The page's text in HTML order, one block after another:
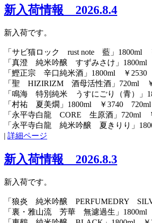
新入荷情報 2026.8.4
新入荷です。
「サビ猫ロック rust note 藍」
「真澄 純米吟醸 すずみさけ」1800ml
「鰹正宗 辛口純米酒」1800ml ￥2530
「聖 HIZIRIZM 酒母活性酒」720ml
「鳴海 特別純米 うすにごり（青）」
「村祐 夏美燗」1800ml ￥3740
「永平寺白龍 CORE 生原酒」720ml
「永平寺白龍 純米吟醸 夏きりり」
| 詳細ページ
新入荷情報 2026.8.3
新入荷です。
「狼炎 純米吟醸 PERFUMEDRY
「裏・雅山流 芳華 無濾過生」